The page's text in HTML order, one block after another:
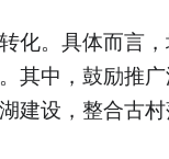
化。具体而言
其中，鼓励推
建设，整合古